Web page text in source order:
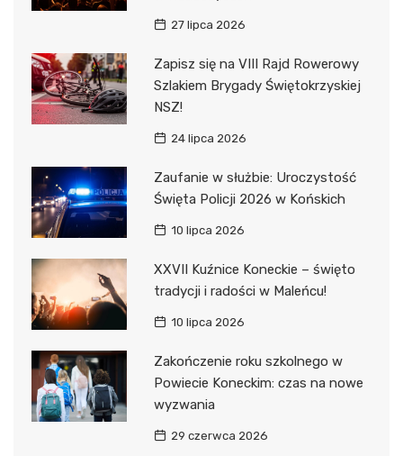
27 lipca 2026
Zapisz się na VIII Rajd Rowerowy
Szlakiem Brygady Świętokrzyskiej
NSZ!
24 lipca 2026
Zaufanie w służbie: Uroczystość
Święta Policji 2026 w Końskich
10 lipca 2026
XXVII Kuźnice Koneckie – święto
tradycji i radości w Maleńcu!
10 lipca 2026
Zakończenie roku szkolnego w
Powiecie Koneckim: czas na nowe
wyzwania
29 czerwca 2026